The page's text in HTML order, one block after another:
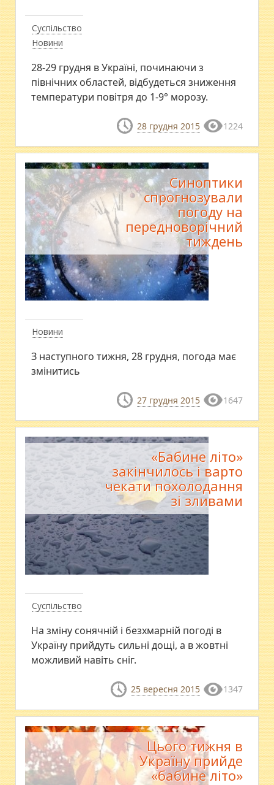
Суспільство
Новини
28-29 грудня в Україні, починаючи з
північних областей, відбудеться зниження
температури повітря до 1-9° морозу.
28 грудня 2015 1224
Новини
Синоптики
спрогнозували
погоду на
передноворічний
тиждень
З наступного тижня, 28 грудня, погода має
змінитись
27 грудня 2015 1647
Суспільство
«Бабине літо»
закінчилось і варто
чекати похолодання
зі зливами
На зміну сонячній і безхмарній погоді в
Україну прийдуть сильні дощі, а в жовтні
можливий навіть сніг.
25 вересня 2015 1347
Цього тижня в
Україну прийде
«бабине літо»